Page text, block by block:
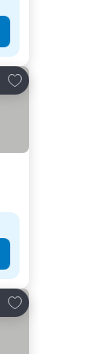
Añadir a favoritos
Añadir a favoritos